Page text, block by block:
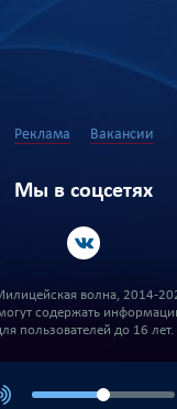
Реклама Вакансии
Мы в соцсетях
волна, 2014-
содержать
пользователей до 16 лет.